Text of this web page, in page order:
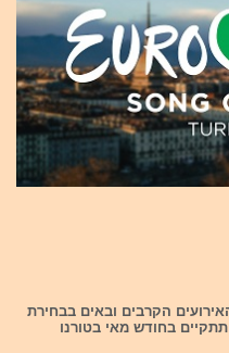
האירועים הקרבים ובאים בבחירת
תתקיים בחודש מאי בטורנו